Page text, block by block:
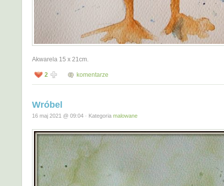
Akwarela 15 x 21cm.
2 komentarze
Wróbel
16 maj 2021 @ 09:04 · Kategoria malowane